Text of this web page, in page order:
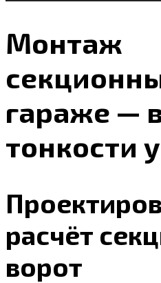
Монтаж
гараже —
тонкости
расчёт
ворот